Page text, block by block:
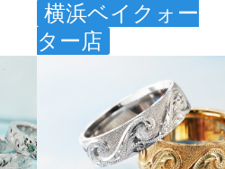
横浜ベイクォー
ター店